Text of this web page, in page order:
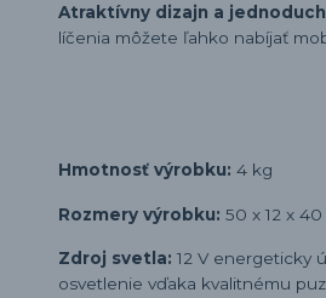
Atraktívny dizajn a
líčenia môžete ľahko nabíjať
Hmotnosť výrobku: 4 kg
Rozmery výrobku: 50 x 12 x
Zdroj svetla: 12 V energeticky
osvetlenie vďaka kvalitnému